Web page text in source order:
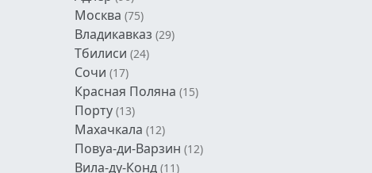
Москва (75)
Владикавказ (29)
Тбилиси (24)
Сочи (17)
Красная Поляна (15)
Порту (13)
Махачкала (12)
Повуа-ди-Варзин (12)
Вила-ду-Конд (11)